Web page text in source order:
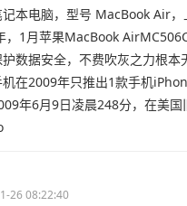
本电脑，型号 MacBook Air，
，1月苹果MacBook
数据安全，不费吹灰之力根本
在2009年只推出1款手机
年6月9日凌晨248分，在美国
26 08:22:40